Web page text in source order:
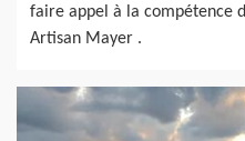
faire appel à la compétence
Artisan Mayer .